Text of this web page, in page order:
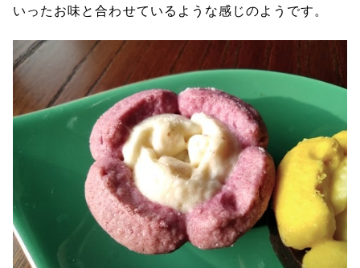
いったお味と合わせているような感じのようです。